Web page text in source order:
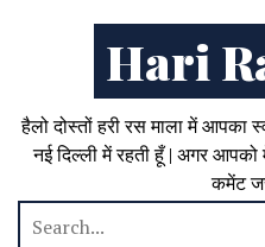
Hari
हैलो दोस्तों हरी रस माला में आपका
नई दिल्ली में रहती हूँ | अगर
कमेंट